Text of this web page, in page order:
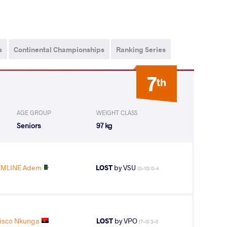
Continental Championships Ranking Series
7th
AGE GROUP
Seniors
WEIGHT CLASS
97 kg
Adem LOSTby VSU (0-10) 0-4
Nkunga LOSTby VPO (7-0) 3-0